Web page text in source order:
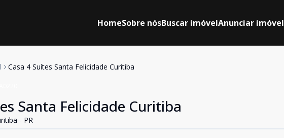
HomeSobre nósBuscar imóvelAnunciar imóvel
Casa 4 Suítes Santa Felicidade Curitiba
Santa Felicidade Curitiba
- PR